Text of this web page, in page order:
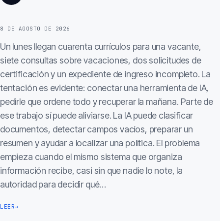
8 DE AGOSTO DE 2026
Un lunes llegan cuarenta currículos para una vacante,
siete consultas sobre vacaciones, dos solicitudes de
certificación y un expediente de ingreso incompleto. La
tentación es evidente: conectar una herramienta de IA,
pedirle que ordene todo y recuperar la mañana. Parte de
ese trabajo sí puede aliviarse. La IA puede clasificar
documentos, detectar campos vacíos, preparar un
resumen y ayudar a localizar una política. El problema
empieza cuando el mismo sistema que organiza
información recibe, casi sin que nadie lo note, la
autoridad para decidir qué…
LEER→